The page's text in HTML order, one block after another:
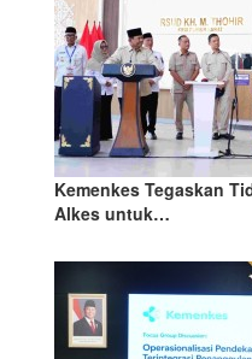
Kemenkes Tegaskan
Alkes untuk…